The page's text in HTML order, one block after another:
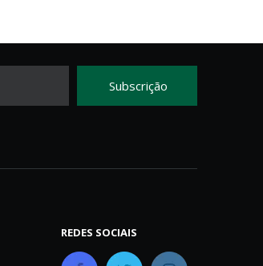
Subscrição
REDES SOCIAIS